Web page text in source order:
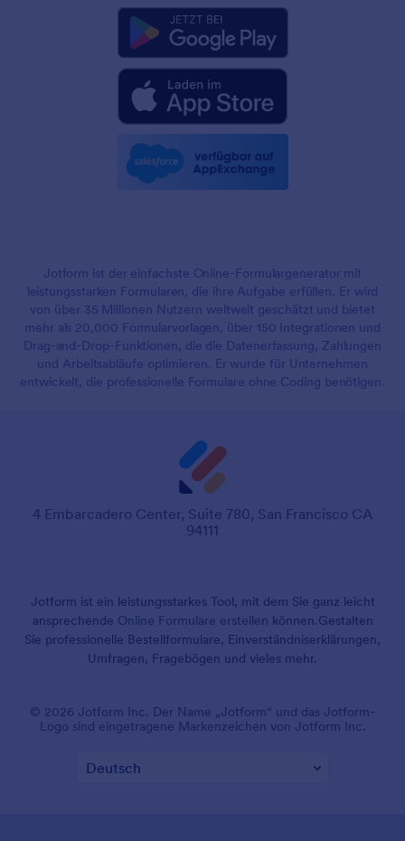
Jotform ist der einfachste Online-Formulargenerator mit
leistungsstarken Formularen, die ihre Aufgabe erfüllen. Er wird
von über 35 Millionen Nutzern weltweit geschätzt und bietet
mehr als 20,000 Formularvorlagen, über 150 Integrationen und
Drag-and-Drop-Funktionen, die die Datenerfassung, Zahlungen
und Arbeitsabläufe optimieren. Er wurde für Unternehmen
entwickelt, die professionelle Formulare ohne Coding benötigen.
4 Embarcadero Center, Suite 780, San Francisco CA
94111
Jotform ist ein leistungsstarkes Tool, mit dem Sie ganz leicht
ansprechende Online Formulare erstellen können.Gestalten
Sie professionelle Bestellformulare, Einverständniserklärungen,
Umfragen, Fragebögen und vieles mehr.
© 2026 Jotform Inc. Der Name „Jotform“ und das Jotform-
Logo sind eingetragene Markenzeichen von Jotform Inc.